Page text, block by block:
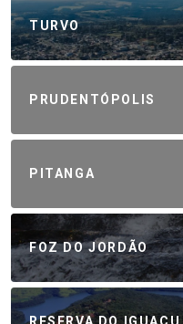
TURVO
PRUDENTÓPOLIS
PITANGA
FOZ DO JORDÃO